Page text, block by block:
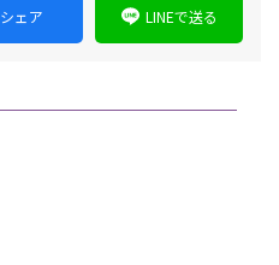
シェア LINEで送る